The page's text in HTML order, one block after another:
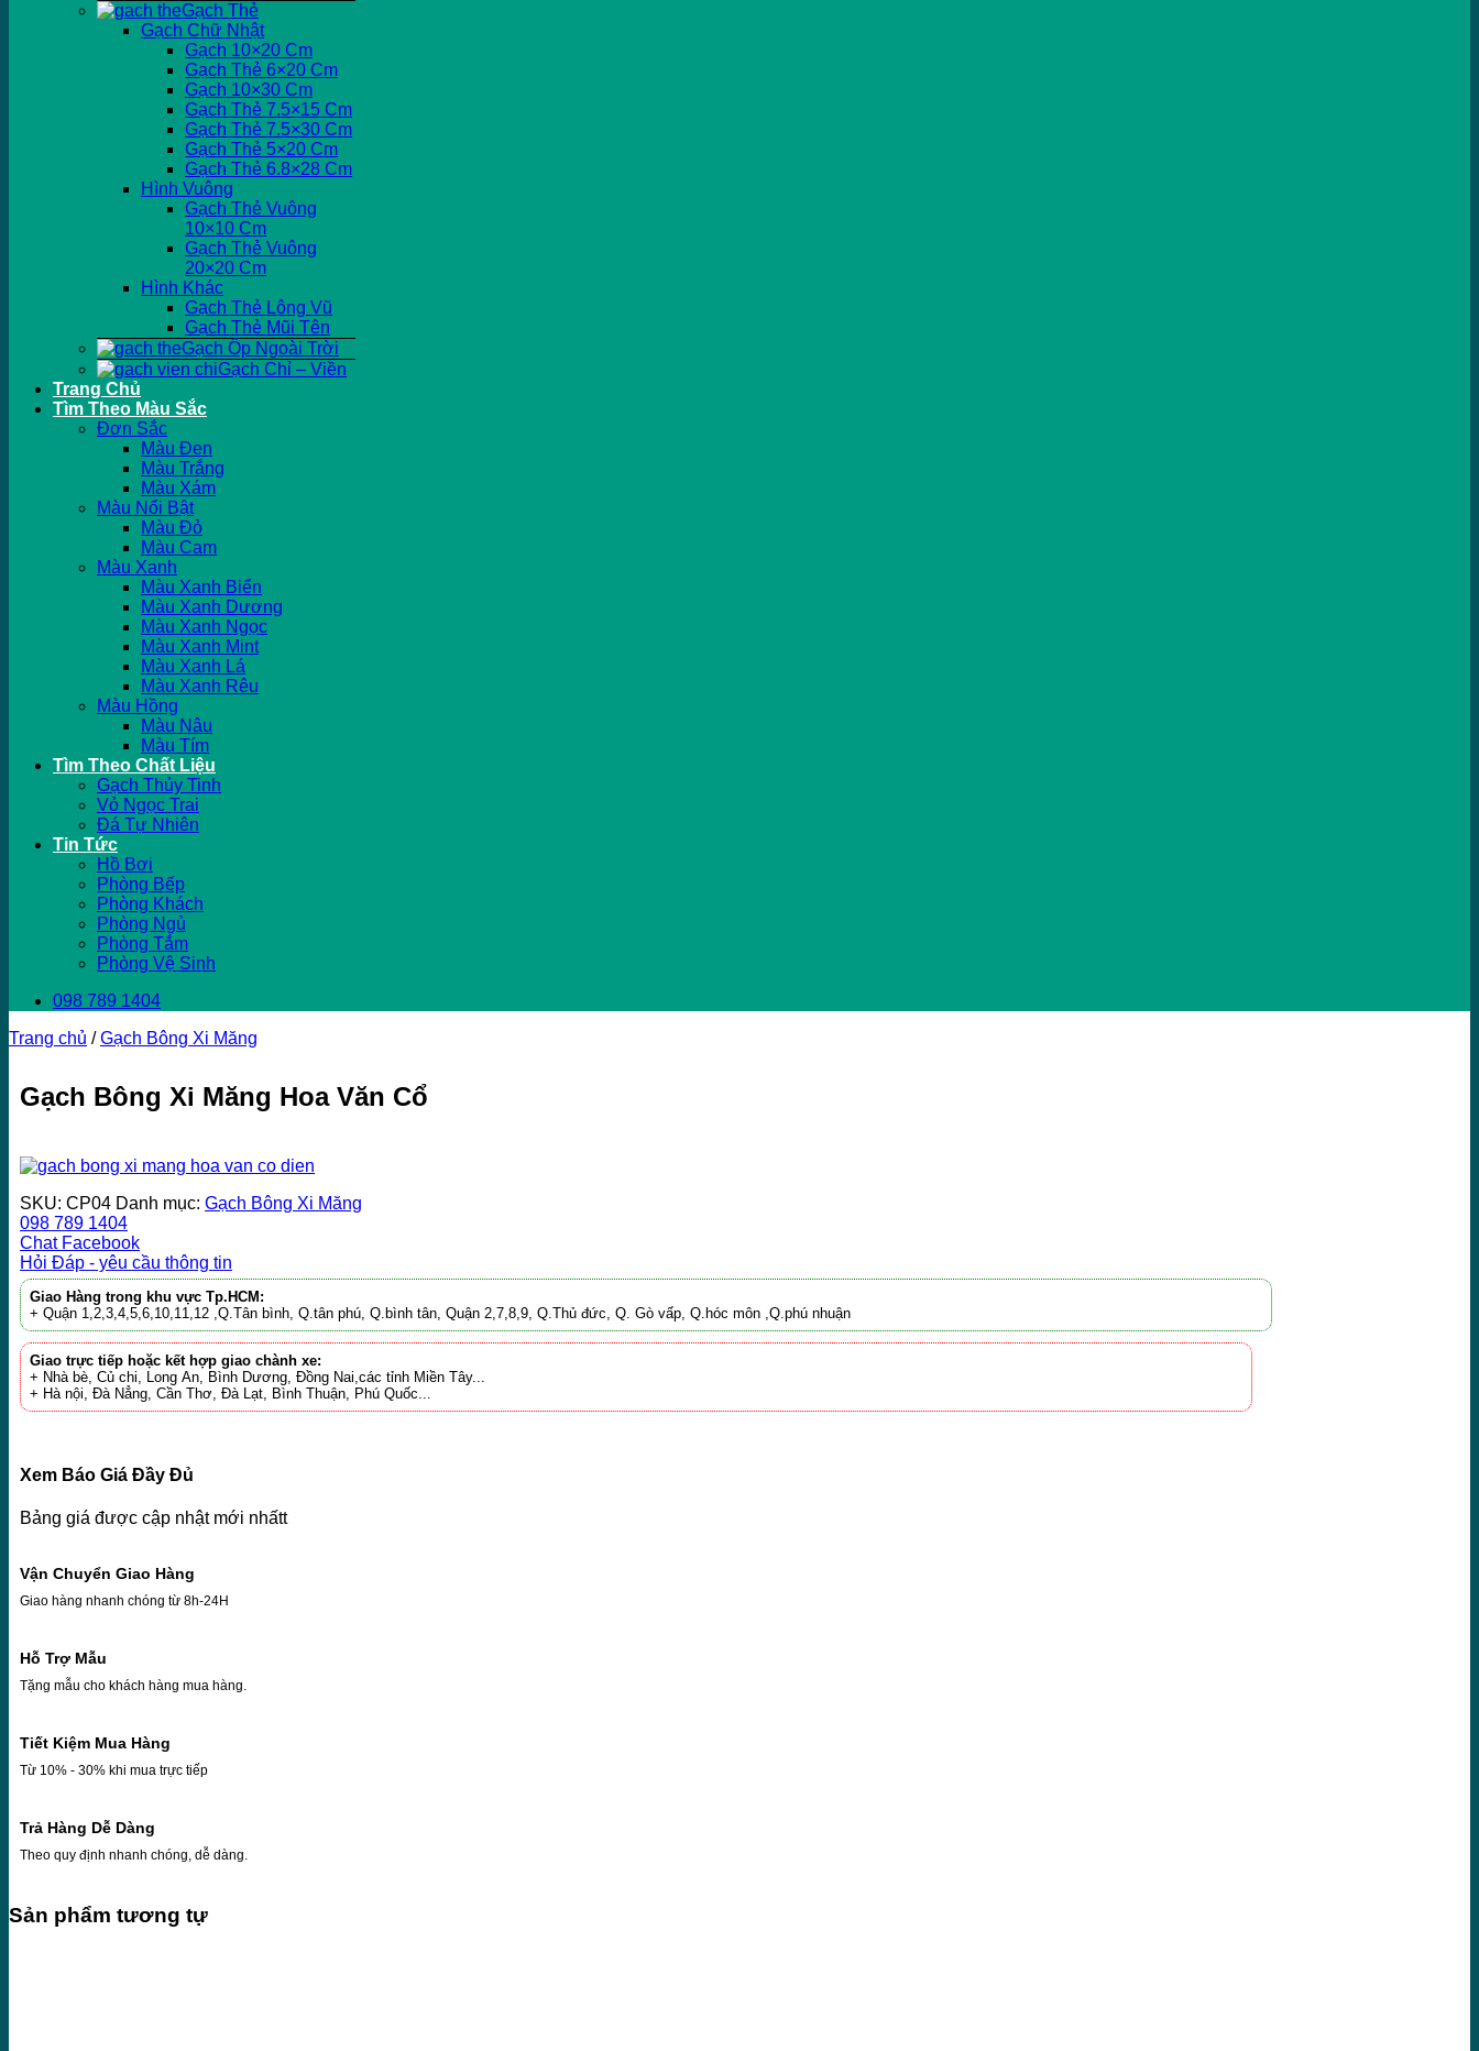
Gạch Thẻ
Gạch Chữ Nhật
Gạch 10×20 Cm
Gạch Thẻ 6×20 Cm
Gạch 10×30 Cm
Gạch Thẻ 7.5×15 Cm
Gạch Thẻ 7.5×30 Cm
Gạch Thẻ 5×20 Cm
Gạch Thẻ 6.8×28 Cm
Hình Vuông
Gạch Thẻ Vuông
10×10 Cm
Gạch Thẻ Vuông
20×20 Cm
Hình Khác
Gạch Thẻ Lông Vũ
Gạch Thẻ Mũi Tên
Gạch Ốp Ngoài Trời
Gạch Chỉ – Viền
Trang Chủ
Tìm Theo Màu Sắc
Đơn Sắc
Màu Đen
Màu Trắng
Màu Xám
Màu Nổi Bật
Màu Đỏ
Màu Cam
Màu Xanh
Màu Xanh Biển
Màu Xanh Dương
Màu Xanh Ngọc
Màu Xanh Mint
Màu Xanh Lá
Màu Xanh Rêu
Màu Hồng
Màu Nâu
Màu Tím
Tìm Theo Chất Liệu
Gạch Thủy Tinh
Vỏ Ngọc Trai
Đá Tự Nhiên
Tin Tức
Hồ Bơi
Phòng Bếp
Phòng Khách
Phòng Ngủ
Phòng Tắm
Phòng Vệ Sinh
098 789 1404
Trang chủ / Gạch Bông Xi Măng
Gạch Bông Xi Măng Hoa Văn Cổ
SKU: CP04 Danh mục: Gạch Bông Xi Măng
098 789 1404
Chat Facebook
Hỏi Đáp - yêu cầu thông tin
Giao Hàng trong khu vực Tp.HCM:
+ Quận 1,2,3,4,5,6,10,11,12 ,Q.Tân bình, Q.tân phú, Q.bình tân, Quận 2,7,8,9, Q.Thủ đức, Q. Gò vấp, Q.hóc môn ,Q.phú nhuận
Giao trực tiếp hoặc kết hợp giao chành xe:
+ Nhà bè, Củ chi, Long An, Bình Dương, Đồng Nai,các tỉnh Miền Tây...
+ Hà nội, Đà Nẳng, Cần Thơ, Đà Lạt, Bình Thuận, Phú Quốc...
Xem Báo Giá Đầy Đủ
Bảng giá được cập nhật mới nhấtt
Vận Chuyển Giao Hàng
Giao hàng nhanh chóng từ 8h-24H
Hỗ Trợ Mẫu
Tặng mẫu cho khách hàng mua hàng.
Tiết Kiệm Mua Hàng
Từ 10% - 30% khi mua trực tiếp
Trả Hàng Dễ Dàng
Theo quy định nhanh chóng, dễ dàng.
Sản phẩm tương tự